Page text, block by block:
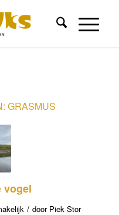
GRASMUS
vogel
/ door Piek Stor